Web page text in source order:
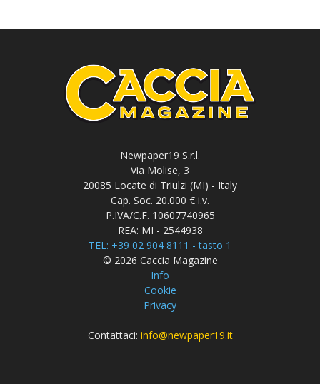
Newpaper19 S.r.l.
Via Molise, 3
20085 Locate di Triulzi (MI) - Italy
Cap. Soc. 20.000 € i.v.
P.IVA/C.F. 10607740965
REA: MI - 2544938
TEL: +39 02 904 8111 - tasto 1
© 2026 Caccia Magazine
Info
Cookie
Privacy
Contattaci: info@newpaper19.it